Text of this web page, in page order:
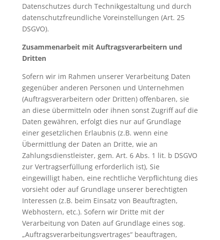
Datenschutzes durch Technikgestaltung und durch
datenschutzfreundliche Voreinstellungen (Art. 25
DSGVO).
Zusammenarbeit mit Auftragsverarbeitern und
Dritten
Sofern wir im Rahmen unserer Verarbeitung Daten
gegenüber anderen Personen und Unternehmen
(Auftragsverarbeitern oder Dritten) offenbaren, sie
an diese übermitteln oder ihnen sonst Zugriff auf die
Daten gewähren, erfolgt dies nur auf Grundlage
einer gesetzlichen Erlaubnis (z.B. wenn eine
Übermittlung der Daten an Dritte, wie an
Zahlungsdienstleister, gem. Art. 6 Abs. 1 lit. b DSGVO
zur Vertragserfüllung erforderlich ist), Sie
eingewilligt haben, eine rechtliche Verpflichtung dies
vorsieht oder auf Grundlage unserer berechtigten
Interessen (z.B. beim Einsatz von Beauftragten,
Webhostern, etc.). Sofern wir Dritte mit der
Verarbeitung von Daten auf Grundlage eines sog.
„Auftragsverarbeitungsvertrages“ beauftragen,